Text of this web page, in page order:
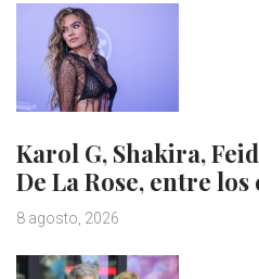
Karol G, Shakira,
De La Rose, entre
8 agosto, 2026